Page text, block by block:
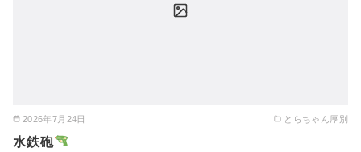
2026年7月24日 とらちゃん厚別
水鉄砲